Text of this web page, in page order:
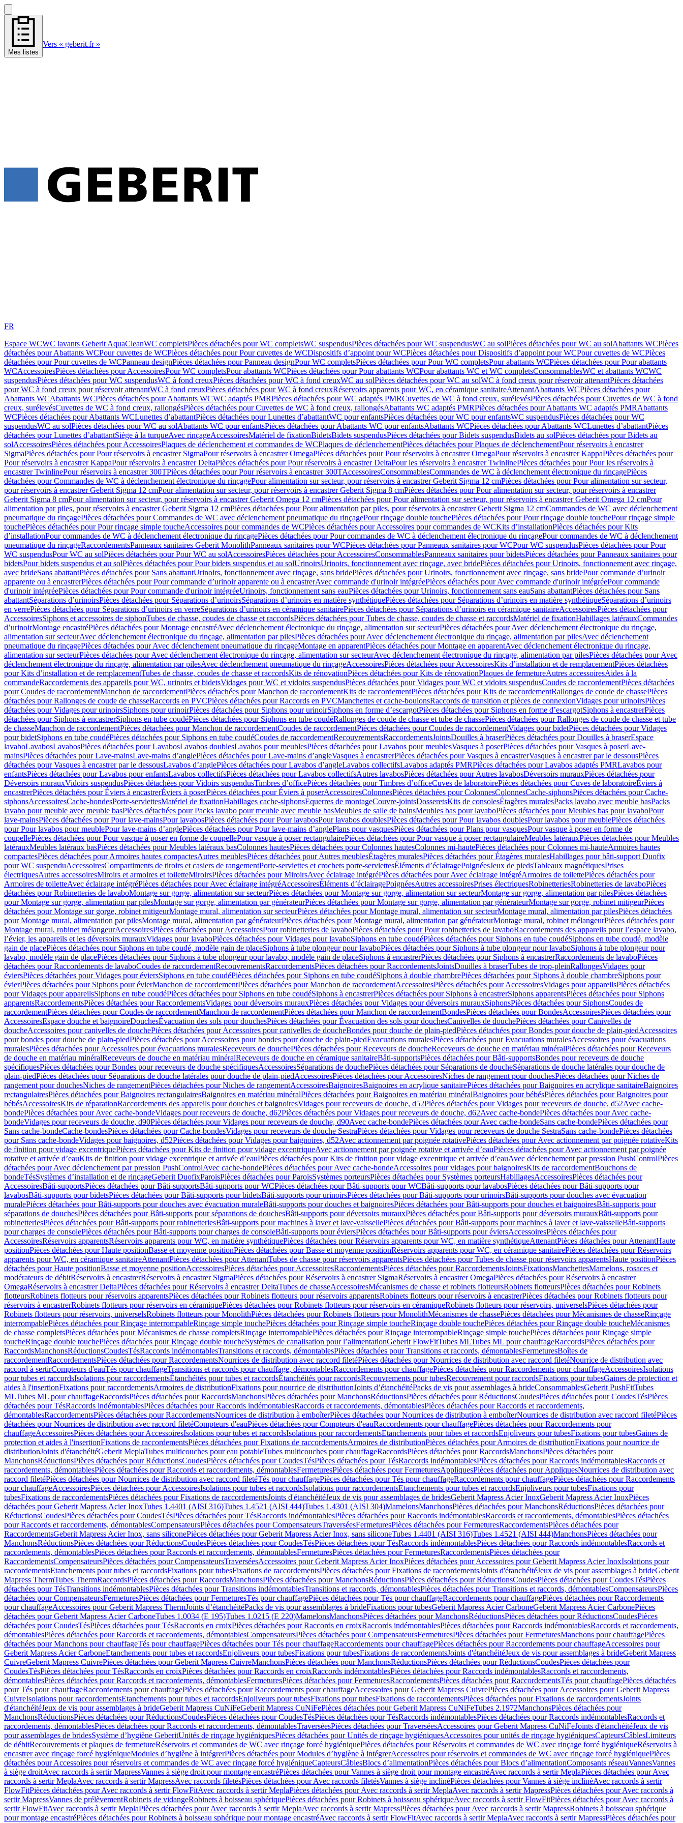
Mes listes
Vers « geberit.fr »
FR
Espace WCWC lavants Geberit AquaCleanWC completsPièces détachées pour WC completsWC suspendusPièces détachées pour WC suspendusWC au solPièces détachées pour WC au solAbattants WCPièces
détachées pour Abattants WCPour cuvettes de WCPièces détachées pour Pour cuvettes de WCDispositifs d’appoint pour WCPièces détachées pour Dispositifs d’appoint pour WCPour cuvettes de WCPièces
détachées pour Pour cuvettes de WCPanneau designPièces détachées pour Panneau designPour WC completsPièces détachées pour Pour WC completsPour abattants WCPièces détachées pour Pour abattants
WCAccessoiresPièces détachées pour AccessoiresPour WC completsPour abattants WCPièces détachées pour Pour abattants WCPour abattants WC et WC completsConsommablesWC et abattants WCWC
suspendusPièces détachées pour WC suspendusWC à fond creuxPièces détachées pour WC à fond creuxWC au solPièces détachées pour WC au solWC à fond creux pour réservoir attenantPièces détachées
pour WC à fond creux pour réservoir attenantWC à fond creuxPièces détachées pour WC à fond creuxRéservoirs apparents pour WC, en céramique sanitaireAttenantAbattants WCPièces détachées pour
Abattants WCAbattants WCPièces détachées pour Abattants WCWC adaptés PMRPièces détachées pour WC adaptés PMRCuvettes de WC à fond creux, surélevésPièces détachées pour Cuvettes de WC à fond
creux, surélevésCuvettes de WC à fond creux, rallongésPièces détachées pour Cuvettes de WC à fond creux, rallongésAbattants WC adaptés PMRPièces détachées pour Abattants WC adaptés PMRAbattants
WCPièces détachées pour Abattants WCLunettes d’abattantPièces détachées pour Lunettes d’abattantWC pour enfantsPièces détachées pour WC pour enfantsWC suspendusPièces détachées pour WC
suspendusWC au solPièces détachées pour WC au solAbattants WC pour enfantsPièces détachées pour Abattants WC pour enfantsAbattants WCPièces détachées pour Abattants WCLunettes d’abattantPièces
détachées pour Lunettes d’abattantSiège à la turqueAvec rinçageAccessoiresMatériel de fixationBidetsBidets suspendusPièces détachées pour Bidets suspendusBidets au solPièces détachées pour Bidets au
solAccessoiresPièces détachées pour AccessoiresPlaques de déclenchement et commandes de WCPlaques de déclenchementPièces détachées pour Plaques de déclenchementPour réservoirs à encastrer
SigmaPièces détachées pour Pour réservoirs à encastrer SigmaPour réservoirs à encastrer OmegaPièces détachées pour Pour réservoirs à encastrer OmegaPour réservoirs à encastrer KappaPièces détachées pour
Pour réservoirs à encastrer KappaPour réservoirs à encastrer DeltaPièces détachées pour Pour réservoirs à encastrer DeltaPour les réservoirs à encastrer TwinlinePièces détachées pour Pour les réservoirs à
encastrer TwinlinePour réservoirs à encastrer 300TPièces détachées pour Pour réservoirs à encastrer 300TAccessoiresConsommablesCommandes de WC à déclenchement électronique du rinçagePièces
détachées pour Commandes de WC à déclenchement électronique du rinçagePour alimentation sur secteur, pour réservoirs à encastrer Geberit Sigma 12 cmPièces détachées pour Pour alimentation sur secteur,
pour réservoirs à encastrer Geberit Sigma 12 cmPour alimentation sur secteur, pour réservoirs à encastrer Geberit Sigma 8 cmPièces détachées pour Pour alimentation sur secteur, pour réservoirs à encastrer
Geberit Sigma 8 cmPour alimentation sur secteur, pour réservoirs à encastrer Geberit Omega 12 cmPièces détachées pour Pour alimentation sur secteur, pour réservoirs à encastrer Geberit Omega 12 cmPour
alimentation par piles, pour réservoirs à encastrer Geberit Sigma 12 cmPièces détachées pour Pour alimentation par piles, pour réservoirs à encastrer Geberit Sigma 12 cmCommandes de WC avec déclenchement
pneumatique du rinçagePièces détachées pour Commandes de WC avec déclenchement pneumatique du rinçagePour rinçage double touchePièces détachées pour Pour rinçage double touchePour rinçage simple
touchePièces détachées pour Pour rinçage simple toucheAccessoires pour commandes de WCPièces détachées pour Accessoires pour commandes de WCKits d’installationPièces détachées pour Kits
d’installationPour commandes de WC à déclenchement électronique du rinçagePièces détachées pour Pour commandes de WC à déclenchement électronique du rinçagePour commandes de WC à déclenchement
pneumatique du rinçageRaccordementsPanneaux sanitaires Geberit MonolithPanneaux sanitaires pour WCPièces détachées pour Panneaux sanitaires pour WCPour WC suspendusPièces détachées pour Pour
WC suspendusPour WC au solPièces détachées pour Pour WC au solAccessoiresPièces détachées pour AccessoiresConsommablesPanneaux sanitaires pour bidetsPièces détachées pour Panneaux sanitaires pour
bidetsPour bidets suspendus et au solPièces détachées pour Pour bidets suspendus et au solUrinoirsUrinoirs, fonctionnement avec rinçage, avec bridePièces détachées pour Urinoirs, fonctionnement avec rinçage,
avec brideSans abattantPièces détachées pour Sans abattantUrinoirs, fonctionnement avec rinçage, sans bridePièces détachées pour Urinoirs, fonctionnement avec rinçage, sans bridePour commande d’urinoir
apparente ou à encastrerPièces détachées pour Pour commande d’urinoir apparente ou à encastrerAvec commande d'urinoir intégréePièces détachées pour Avec commande d'urinoir intégréePour commande
d'urinoir intégréePièces détachées pour Pour commande d'urinoir intégréeUrinoirs, fonctionnement sans eauPièces détachées pour Urinoirs, fonctionnement sans eauSans abattantPièces détachées pour Sans
abattantSéparations d’urinoirsPièces détachées pour Séparations d’urinoirsSéparations d’urinoirs en matière synthétiquePièces détachées pour Séparations d’urinoirs en matière synthétiqueSéparations d’urinoirs
en verrePièces détachées pour Séparations d’urinoirs en verreSéparations d’urinoirs en céramique sanitairePièces détachées pour Séparations d’urinoirs en céramique sanitaireAccessoiresPièces détachées pour
AccessoiresSiphons et accessoires de siphonTubes de chasse, coudes de chasse et raccordsPièces détachées pour Tubes de chasse, coudes de chasse et raccordsMatériel de fixationHabillages latérauxCommandes
dʼurinoirMontage encastréPièces détachées pour Montage encastréAvec déclenchement électronique du rinçage, alimentation sur secteurPièces détachées pour Avec déclenchement électronique du rinçage,
alimentation sur secteurAvec déclenchement électronique du rinçage, alimentation par pilesPièces détachées pour Avec déclenchement électronique du rinçage, alimentation par pilesAvec déclenchement
pneumatique du rinçagePièces détachées pour Avec déclenchement pneumatique du rinçageMontage en apparentPièces détachées pour Montage en apparentAvec déclenchement électronique du rinçage,
alimentation sur secteurPièces détachées pour Avec déclenchement électronique du rinçage, alimentation sur secteurAvec déclenchement électronique du rinçage, alimentation par pilesPièces détachées pour Avec
déclenchement électronique du rinçage, alimentation par pilesAvec déclenchement pneumatique du rinçageAccessoiresPièces détachées pour AccessoiresKits d’installation et de remplacementPièces détachées
pour Kits d’installation et de remplacementTubes de chasse, coudes de chasse et raccordsKits de rénovationPièces détachées pour Kits de rénovationPlaques de fermetureAutres accessoiresAides à la
commandeRaccordements des appareils pour WC, urinoirs et bidetsVidages pour WC et vidoirs suspendusPièces détachées pour Vidages pour WC et vidoirs suspendusCoudes de raccordementPièces détachées
pour Coudes de raccordementManchon de raccordementPièces détachées pour Manchon de raccordementKits de raccordementPièces détachées pour Kits de raccordementRallonges de coude de chassePièces
détachées pour Rallonges de coude de chasseRaccords en PVCPièces détachées pour Raccords en PVCManchettes et cache-boulonsRaccords de transition et pièces de connexionVidages pour urinoirsPièces
détachées pour Vidages pour urinoirsSiphons pour urinoirPièces détachées pour Siphons pour urinoirSiphons en forme d’escargotPièces détachées pour Siphons en forme d’escargotSiphons à encastrerPièces
détachées pour Siphons à encastrerSiphons en tube coudéPièces détachées pour Siphons en tube coudéRallonges de coude de chasse et tube de chassePièces détachées pour Rallonges de coude de chasse et tube
de chasseManchon de raccordementPièces détachées pour Manchon de raccordementCoudes de raccordementPièces détachées pour Coudes de raccordementVidages pour bidetPièces détachées pour Vidages
pour bidetSiphons en tube coudéPièces détachées pour Siphons en tube coudéCoudes de raccordementRecouvrementsRaccordementsJointsDouilles à braserPièces détachées pour Douilles à braserEspace
lavaboLavabosLavabosPièces détachées pour LavabosLavabos doublesLavabos pour meublesPièces détachées pour Lavabos pour meublesVasques à poserPièces détachées pour Vasques à poserLave-
mainsPièces détachées pour Lave-mainsLave-mains d’anglePièces détachées pour Lave-mains d’angleVasques à encastrerPièces détachées pour Vasques à encastrerVasques à encastrer par le dessousPièces
détachées pour Vasques à encastrer par le dessousLavabos d’anglePièces détachées pour Lavabos d’angleLavabos collectifsLavabos adaptés PMRPièces détachées pour Lavabos adaptés PMRLavabos pour
enfantsPièces détachées pour Lavabos pour enfantsLavabos collectifsPièces détachées pour Lavabos collectifsAutres lavabosPièces détachées pour Autres lavabosDéversoirs murauxPièces détachées pour
Déversoirs murauxVidoirs suspendusPièces détachées pour Vidoirs suspendusTimbres dʼofficePièces détachées pour Timbres dʼofficeCuves de laboratoirePièces détachées pour Cuves de laboratoireÉviers à
encastrerPièces détachées pour Éviers à encastrerÉviers à poserPièces détachées pour Éviers à poserAccessoiresColonnesPièces détachées pour ColonnesColonnesCache-siphonsPièces détachées pour Cache-
siphonsAccessoiresCache-bondesPorte-serviettesMatériel de fixationHabillages cache-siphonsEquerres de montageCouvre-jointsDosseretsKits de consolesÉtagères muralesPacks lavabo avec meuble basPacks
lavabo pour meuble avec meuble basPièces détachées pour Packs lavabo pour meuble avec meuble basMeubles de salle de bainsMeubles bas pour lavaboPièces détachées pour Meubles bas pour lavaboPour
lave-mainsPièces détachées pour Pour lave-mainsPour lavabosPièces détachées pour Pour lavabosPour lavabos doublesPièces détachées pour Pour lavabos doublesPour lavabos pour meublePièces détachées
pour Pour lavabos pour meublePour lave-mains d’anglePièces détachées pour Pour lave-mains d’anglePlans pour vasquesPièces détachées pour Plans pour vasquesPour vasque à poser en forme de
coupellePièces détachées pour Pour vasque à poser en forme de coupellePour vasque à poser rectangulairePièces détachées pour Pour vasque à poser rectangulaireMeubles latérauxPièces détachées pour Meubles
latérauxMeubles latéraux basPièces détachées pour Meubles latéraux basColonnes hautesPièces détachées pour Colonnes hautesColonnes mi-hautePièces détachées pour Colonnes mi-hauteArmoires hautes
compactesPièces détachées pour Armoires hautes compactesAutres meublesPièces détachées pour Autres meublesÉtagères muralesPièces détachées pour Étagères muralesHabillages pour bâti-support Duofix
pour WC suspenduAccessoiresCompartiments de tiroirs et casiers de rangementPorte-serviettes et crochets porte-serviettesÉléments d’éclairagePoignéesJeux de piedsTableaux magnétiquesPrises
électriquesAutres accessoiresMiroirs et armoires et toiletteMiroirsPièces détachées pour MiroirsAvec éclairage intégréPièces détachées pour Avec éclairage intégréArmoires de toilettePièces détachées pour
Armoires de toiletteAvec éclairage intégréPièces détachées pour Avec éclairage intégréAccessoiresÉléments d’éclairagePoignéesAutres accessoiresPrises électriquesRobinetteriesRobinetteries de lavaboPièces
détachées pour Robinetteries de lavaboMontage sur gorge, alimentation sur secteurPièces détachées pour Montage sur gorge, alimentation sur secteurMontage sur gorge, alimentation par pilesPièces détachées
pour Montage sur gorge, alimentation par pilesMontage sur gorge, alimentation par générateurPièces détachées pour Montage sur gorge, alimentation par générateurMontage sur gorge, robinet mitigeurPièces
détachées pour Montage sur gorge, robinet mitigeurMontage mural, alimentation sur secteurPièces détachées pour Montage mural, alimentation sur secteurMontage mural, alimentation par pilesPièces détachées
pour Montage mural, alimentation par pilesMontage mural, alimentation par générateurPièces détachées pour Montage mural, alimentation par générateurMontage mural, robinet mélangeurPièces détachées pour
Montage mural, robinet mélangeurAccessoiresPièces détachées pour AccessoiresPour robinetteries de lavaboPièces détachées pour Pour robinetteries de lavaboRaccordements des appareils pour l’espace lavabo,
l’évier, les appareils et les déversoirs murauxVidages pour lavaboPièces détachées pour Vidages pour lavaboSiphons en tube coudéPièces détachées pour Siphons en tube coudéSiphons en tube coudé, modèle
gain de placePièces détachées pour Siphons en tube coudé, modèle gain de placeSiphons à tube plongeur pour lavaboPièces détachées pour Siphons à tube plongeur pour lavaboSiphons à tube plongeur pour
lavabo, modèle gain de placePièces détachées pour Siphons à tube plongeur pour lavabo, modèle gain de placeSiphons à encastrerPièces détachées pour Siphons à encastrerRaccordements de lavaboPièces
détachées pour Raccordements de lavaboCoudes de raccordementRecouvrementsRaccordementsPièces détachées pour RaccordementsJointsDouilles à braserTubes de trop-pleinRallongesVidages pour
éviersPièces détachées pour Vidages pour éviersSiphons en tube coudéPièces détachées pour Siphons en tube coudéSiphons à double chambrePièces détachées pour Siphons à double chambreSiphons pour
évierPièces détachées pour Siphons pour évierManchon de raccordementPièces détachées pour Manchon de raccordementAccessoiresPièces détachées pour AccessoiresVidages pour appareilsPièces détachées
pour Vidages pour appareilsSiphons en tube coudéPièces détachées pour Siphons en tube coudéSiphons à encastrerPièces détachées pour Siphons à encastrerSiphons apparentsPièces détachées pour Siphons
apparentsRaccordementsPièces détachées pour RaccordementsVidages pour déversoirs murauxPièces détachées pour Vidages pour déversoirs murauxSiphonsPièces détachées pour SiphonsCoudes de
raccordementPièces détachées pour Coudes de raccordementManchon de raccordementPièces détachées pour Manchon de raccordementBondesPièces détachées pour BondesAccessoiresPièces détachées pour
AccessoiresEspace douche et baignoireDouchesÉvacuation des sols pour douchesPièces détachées pour Évacuation des sols pour douchesCanivelles de douchePièces détachées pour Canivelles de
doucheAccessoires pour canivelles de douchePièces détachées pour Accessoires pour canivelles de doucheBondes pour douche de plain-piedPièces détachées pour Bondes pour douche de plain-piedAccessoires
pour bondes pour douche de plain-piedPièces détachées pour Accessoires pour bondes pour douche de plain-piedEvacuations muralesPièces détachées pour Evacuations muralesAccessoires pour évacuations
muralesPièces détachées pour Accessoires pour évacuations muralesReceveurs de douchePièces détachées pour Receveurs de doucheReceveurs de douche en matériau minéralPièces détachées pour Receveurs
de douche en matériau minéralReceveurs de douche en matériau minéralReceveurs de douche en céramique sanitaireBâti-supportsPièces détachées pour Bâti-supportsBondes pour receveurs de douche
spécifiquesPièces détachées pour Bondes pour receveurs de douche spécifiquesAccessoiresSéparations de douchePièces détachées pour Séparations de doucheSéparations de douche latérales pour douche de
plain-piedPièces détachées pour Séparations de douche latérales pour douche de plain-piedAccessoiresPièces détachées pour AccessoiresNiches de rangement pour douchesPièces détachées pour Niches de
rangement pour douchesNiches de rangementPièces détachées pour Niches de rangementAccessoiresBaignoiresBaignoires en acrylique sanitairePièces détachées pour Baignoires en acrylique sanitaireBaignoires
rectangulairesPièces détachées pour Baignoires rectangulairesBaignoires en matériau minéralPièces détachées pour Baignoires en matériau minéralBaignoires pour bébésPièces détachées pour Baignoires pour
bébésAccessoiresKits de réparationRaccordements des appareils pour douches et baignoiresVidages pour receveurs de douche, d52Pièces détachées pour Vidages pour receveurs de douche, d52Avec cache-
bondePièces détachées pour Avec cache-bondeVidages pour receveurs de douche, d62Pièces détachées pour Vidages pour receveurs de douche, d62Avec cache-bondePièces détachées pour Avec cache-
bondeVidages pour receveurs de douche, d90Pièces détachées pour Vidages pour receveurs de douche, d90Avec cache-bondePièces détachées pour Avec cache-bondeSans cache-bondePièces détachées pour
Sans cache-bondeCache-bondesPièces détachées pour Cache-bondesVidages pour receveurs de douche SestraPièces détachées pour Vidages pour receveurs de douche SestraSans cache-bondePièces détachées
pour Sans cache-bondeVidages pour baignoires, d52Pièces détachées pour Vidages pour baignoires, d52Avec actionnement par poignée rotativePièces détachées pour Avec actionnement par poignée rotativeKits
de finition pour vidage excentriquePièces détachées pour Kits de finition pour vidage excentriqueAvec actionnement par poignée rotative et arrivée d’eauPièces détachées pour Avec actionnement par poignée
rotative et arrivée d’eauKits de finition pour vidage excentrique et arrivée d’eauPièces détachées pour Kits de finition pour vidage excentrique et arrivée d’eauAvec déclenchement par pression PushControlPièces
détachées pour Avec déclenchement par pression PushControlAvec cache-bondePièces détachées pour Avec cache-bondeAccessoires pour vidages pour baignoiresKits de raccordementBouchons de
bondeTésSystèmes d’installation et de rinçageGeberit DuofixParoisPièces détachées pour ParoisSystèmes porteursPièces détachées pour Systèmes porteursHabillagesAccessoiresPièces détachées pour
AccessoiresBâti-supportsPièces détachées pour Bâti-supportsBâti-supports pour WCPièces détachées pour Bâti-supports pour WCBâti-supports pour lavabosPièces détachées pour Bâti-supports pour
lavabosBâti-supports pour bidetsPièces détachées pour Bâti-supports pour bidetsBâti-supports pour urinoirsPièces détachées pour Bâti-supports pour urinoirsBâti-supports pour douches avec évacuation
muralePièces détachées pour Bâti-supports pour douches avec évacuation muraleBâti-supports pour douches et baignoiresPièces détachées pour Bâti-supports pour douches et baignoiresBâti-supports pour
séparations de douchesPièces détachées pour Bâti-supports pour séparations de douchesBâti-supports pour déversoirs murauxPièces détachées pour Bâti-supports pour déversoirs murauxBâti-supports pour
robinetteriesPièces détachées pour Bâti-supports pour robinetteriesBâti-supports pour machines à laver et lave-vaissellePièces détachées pour Bâti-supports pour machines à laver et lave-vaisselleBâti-supports
pour charges de consolePièces détachées pour Bâti-supports pour charges de consoleBâti-supports pour éviersPièces détachées pour Bâti-supports pour éviersAccessoiresPièces détachées pour
AccessoiresRéservoirs apparentsRéservoirs apparents pour WC, en matière synthétiquePièces détachées pour Réservoirs apparents pour WC, en matière synthétiqueAttenantPièces détachées pour AttenantHaute
positionPièces détachées pour Haute positionBasse et moyenne positionPièces détachées pour Basse et moyenne positionRéservoirs apparents pour WC, en céramique sanitairePièces détachées pour Réservoirs
apparents pour WC, en céramique sanitaireAttenantPièces détachées pour AttenantTubes de chasse pour réservoirs apparentsPièces détachées pour Tubes de chasse pour réservoirs apparentsHaute positionPièces
détachées pour Haute positionBasse et moyenne positionAccessoiresPièces détachées pour AccessoiresRaccordementsPièces détachées pour RaccordementsJointsFixationsManchettesMamelons, rosaces et
modérateurs de débitRéservoirs à encastrerRéservoirs à encastrer SigmaPièces détachées pour Réservoirs à encastrer SigmaRéservoirs à encastrer OmegaPièces détachées pour Réservoirs à encastrer
OmegaRéservoirs à encastrer DeltaPièces détachées pour Réservoirs à encastrer DeltaTubes de chasseAccessoiresMécanismes de chasse et robinets flotteursRobinets flotteursPièces détachées pour Robinets
flotteursRobinets flotteurs pour réservoirs apparentsPièces détachées pour Robinets flotteurs pour réservoirs apparentsRobinets flotteurs pour réservoirs à encastrerPièces détachées pour Robinets flotteurs pour
réservoirs à encastrerRobinets flotteurs pour réservoirs en céramiquePièces détachées pour Robinets flotteurs pour réservoirs en céramiqueRobinets flotteurs pour réservoirs, universelsPièces détachées pour
Robinets flotteurs pour réservoirs, universelsRobinets flotteurs pour MonolithPièces détachées pour Robinets flotteurs pour MonolithMécanismes de chassePièces détachées pour Mécanismes de chasseRinçage
interrompablePièces détachées pour Rinçage interrompableRinçage simple touchePièces détachées pour Rinçage simple toucheRinçage double touchePièces détachées pour Rinçage double toucheMécanismes
de chasse completsPièces détachées pour Mécanismes de chasse completsRinçage interrompablePièces détachées pour Rinçage interrompableRinçage simple touchePièces détachées pour Rinçage simple
toucheRinçage double touchePièces détachées pour Rinçage double toucheSystèmes de canalisation pour l’alimentationGeberit FlowFitTubes MLTubes ML pour chauffageRaccordsPièces détachées pour
RaccordsManchonsRéductionsCoudesTésRaccords indémontablesTransitions et raccords, démontablesPièces détachées pour Transitions et raccords, démontablesFermeturesBoîtes de
raccordementRaccordementsPièces détachées pour RaccordementsNourrices de distribution avec raccord filetéPièces détachées pour Nourrices de distribution avec raccord filetéNourrice de distribution avec
raccord à sertirCompteurs d'eauTés pour chauffageTransitions et raccords pour chauffage, démontablesRaccordements pour chauffagePièces détachées pour Raccordements pour chauffageAccessoiresIsolations
pour tubes et raccordsIsolations pour raccordementsÉtanchéités pour tubes et raccordsÉtanchéités pour raccordsRecouvrements pour tubesRecouvrement pour raccordsFixations pour tubesGaines de protection et
aides à l'insertionFixations pour raccordementsArmoires de distributionFixations pour nourrice de distributionJoints d’étanchéitéPacks de vis pour assemblages à brideConsommablesGeberit PushFitTubes
MLTubes ML pour chauffageRaccordsPièces détachées pour RaccordsManchonsPièces détachées pour ManchonsRéductionsPièces détachées pour RéductionsCoudesPièces détachées pour CoudesTésPièces
détachées pour TésRaccords indémontablesPièces détachées pour Raccords indémontablesRaccords et raccordements, démontablesPièces détachées pour Raccords et raccordements,
démontablesRaccordementsPièces détachées pour RaccordementsNourrices de distribution à emboîterPièces détachées pour Nourrices de distribution à emboîterNourrices de distribution avec raccord filetéPièces
détachées pour Nourrices de distribution avec raccord filetéCompteurs d'eauPièces détachées pour Compteurs d'eauRaccordements pour chauffagePièces détachées pour Raccordements pour
chauffageAccessoiresPièces détachées pour AccessoiresIsolations pour tubes et raccordsIsolations pour raccordementsEtanchements pour tubes et raccordsEnjoliveurs pour tubesFixations pour tubesGaines de
protection et aides à l'insertionFixations de raccordementsPièces détachées pour Fixations de raccordementsArmoires de distributionPièces détachées pour Armoires de distributionFixations pour nourrice de
distributionJoints d'étanchéitéGeberit MeplaTubes multicouches pour eau potableTubes multicouches pour chauffageRaccordsPièces détachées pour RaccordsManchonsPièces détachées pour
ManchonsRéductionsPièces détachées pour RéductionsCoudesPièces détachées pour CoudesTésPièces détachées pour TésRaccords indémontablesPièces détachées pour Raccords indémontablesRaccords et
raccordements, démontablesPièces détachées pour Raccords et raccordements, démontablesFermeturesPièces détachées pour FermeturesAppliquesPièces détachées pour AppliquesNourrices de distribution avec
raccord filetéPièces détachées pour Nourrices de distribution avec raccord filetéTés pour chauffagePièces détachées pour Tés pour chauffageRaccordements pour chauffagePièces détachées pour Raccordements
pour chauffageAccessoiresPièces détachées pour AccessoiresIsolations pour tubes et raccordsIsolations pour raccordementsEtanchements pour tubes et raccordsEnjoliveurs pour tubesFixations pour
tubesFixations de raccordementsPièces détachées pour Fixations de raccordementsJoints d'étanchéitéJeux de vis pour assemblages de bridesGeberit Mapress Acier InoxGeberit Mapress Acier InoxPièces
détachées pour Geberit Mapress Acier InoxTubes 1.4401 (AISI 316)Tubes 1.4521 (AISI 444)Tubes 1.4301 (AISI 304)MamelonsManchonsPièces détachées pour ManchonsRéductionsPièces détachées pour
RéductionsCoudesPièces détachées pour CoudesTésPièces détachées pour TésRaccords indémontablesPièces détachées pour Raccords indémontablesRaccords et raccordements, démontablesPièces détachées
pour Raccords et raccordements, démontablesCompensateursPièces détachées pour CompensateursTraverséesFermeturesPièces détachées pour FermeturesRaccordementsPièces détachées pour
RaccordementsGeberit Mapress Acier Inox, sans siliconePièces détachées pour Geberit Mapress Acier Inox, sans siliconeTubes 1.4401 (AISI 316)Tubes 1.4521 (AISI 444)ManchonsPièces détachées pour
ManchonsRéductionsPièces détachées pour RéductionsCoudesPièces détachées pour CoudesTésPièces détachées pour TésRaccords indémontablesPièces détachées pour Raccords indémontablesRaccords et
raccordements, démontablesPièces détachées pour Raccords et raccordements, démontablesFermeturesPièces détachées pour FermeturesRaccordementsPièces détachées pour
RaccordementsCompensateursPièces détachées pour CompensateursTraverséesAccessoires pour Geberit Mapress Acier InoxPièces détachées pour Accessoires pour Geberit Mapress Acier InoxIsolations pour
raccordementsEtanchements pour tubes et raccordsFixations pour tubesFixations de raccordementsPièces détachées pour Fixations de raccordementsJoints d'étanchéitéJeux de vis pour assemblages à brideGeberit
Mapress ThermTubes ThermRaccordsPièces détachées pour RaccordsManchonsPièces détachées pour ManchonsRéductionsPièces détachées pour RéductionsCoudesPièces détachées pour CoudesTésPièces
détachées pour TésTransitions indémontablesPièces détachées pour Transitions indémontablesTransitions et raccords, démontablesPièces détachées pour Transitions et raccords, démontablesCompensateursPièces
détachées pour CompensateursFermeturesPièces détachées pour FermeturesTés pour chauffagePièces détachées pour Tés pour chauffageRaccordements pour chauffagePièces détachées pour Raccordements
pour chauffageAccessoires pour Geberit Mapress ThermJoints d’étanchéitéPacks de vis pour assemblages à brideFixations pour tubesGeberit Mapress Acier CarboneGeberit Mapress Acier CarbonePièces
détachées pour Geberit Mapress Acier CarboneTubes 1.0034 (E 195)Tubes 1.0215 (E 220)MamelonsManchonsPièces détachées pour ManchonsRéductionsPièces détachées pour RéductionsCoudesPièces
détachées pour CoudesTésPièces détachées pour TésRaccords en croixPièces détachées pour Raccords en croixRaccords indémontablesPièces détachées pour Raccords indémontablesRaccords et raccordements,
démontablesPièces détachées pour Raccords et raccordements, démontablesCompensateursPièces détachées pour CompensateursFermeturesPièces détachées pour FermeturesManchons pour chauffagePièces
détachées pour Manchons pour chauffageTés pour chauffagePièces détachées pour Tés pour chauffageRaccordements pour chauffagePièces détachées pour Raccordements pour chauffageAccessoires pour
Geberit Mapress Acier CarboneEtanchements pour tubes et raccordsEnjoliveurs pour tubesFixations pour tubesFixations de raccordementsJoints d'étanchéitéJeux de vis pour assemblages à brideGeberit Mapress
CuivreGeberit Mapress CuivrePièces détachées pour Geberit Mapress CuivreManchonsPièces détachées pour ManchonsRéductionsPièces détachées pour RéductionsCoudesPièces détachées pour
CoudesTésPièces détachées pour TésRaccords en croixPièces détachées pour Raccords en croixRaccords indémontablesPièces détachées pour Raccords indémontablesRaccords et raccordements,
démontablesPièces détachées pour Raccords et raccordements, démontablesFermeturesPièces détachées pour FermeturesRaccordementsPièces détachées pour RaccordementsTés pour chauffagePièces détachées
pour Tés pour chauffageRaccordements pour chauffagePièces détachées pour Raccordements pour chauffageAccessoires pour Geberit Mapress CuivrePièces détachées pour Accessoires pour Geberit Mapress
CuivreIsolations pour raccordementsEtanchements pour tubes et raccordsEnjoliveurs pour tubesFixations pour tubesFixations de raccordementsPièces détachées pour Fixations de raccordementsJoints
d'étanchéitéJeux de vis pour assemblages à brideGeberit Mapress CuNiFeGeberit Mapress CuNiFePièces détachées pour Geberit Mapress CuNiFeTubes 2.1972ManchonsPièces détachées pour
ManchonsRéductionsPièces détachées pour RéductionsCoudesPièces détachées pour CoudesTésPièces détachées pour TésRaccords indémontablesPièces détachées pour Raccords indémontablesRaccords et
raccordements, démontablesPièces détachées pour Raccords et raccordements, démontablesTraverséesPièces détachées pour TraverséesAccessoires pour Geberit Mapress CuNiFeJoints d'étanchéitéJeux de vis
pour assemblages de bridesSystème d’hygiène GeberitUnités de rinçage hygiéniquesPièces détachées pour Unités de rinçage hygiéniquesAccessoires pour unités de rinçage hygiéniquesCapteursCâblesLimiteurs
de débitRecouvrements et plaques de fermetureRéservoirs et commandes de WC avec rinçage forcé hygiéniquePièces détachées pour Réservoirs et commandes de WC avec rinçage forcé hygiéniqueRéservoirs à
encastrer avec rinçage forcé hygiéniqueModules d’hygiène à intégrerPièces détachées pour Modules d’hygiène à intégrerAccessoires pour réservoirs et commandes de WC avec rinçage forcé hygiéniquePièces
détachées pour Accessoires pour réservoirs et commandes de WC avec rinçage forcé hygiéniqueCapteursCâblesBlocs d’alimentationPièces détachées pour Blocs d’alimentationComposants réseauVannesVannes
à siège droitAvec raccords à sertir MapressVannes à siège droit pour montage encastréPièces détachées pour Vannes à siège droit pour montage encastréAvec raccords à sertir MeplaPièces détachées pour Avec
raccords à sertir MeplaAvec raccords à sertir MapressAvec raccords filetésPièces détachées pour Avec raccords filetésVannes à siège inclinéPièces détachées pour Vannes à siège inclinéAvec raccords à sertir
FlowFitPièces détachées pour Avec raccords à sertir FlowFitAvec raccords à sertir MeplaPièces détachées pour Avec raccords à sertir MeplaAvec raccords à sertir MapressPièces détachées pour Avec raccords à
sertir MapressVannes de prélèvementRobinets de vidangeRobinets à boisseau sphériquePièces détachées pour Robinets à boisseau sphériqueAvec raccords à sertir FlowFitPièces détachées pour Avec raccords à
sertir FlowFitAvec raccords à sertir MeplaPièces détachées pour Avec raccords à sertir MeplaAvec raccords à sertir MapressPièces détachées pour Avec raccords à sertir MapressRobinets à boisseau sphérique
pour montage encastréPièces détachées pour Robinets à boisseau sphérique pour montage encastréAvec raccords à sertir FlowFitAvec raccords à sertir MeplaAvec raccords à sertir MapressPièces détachées pour